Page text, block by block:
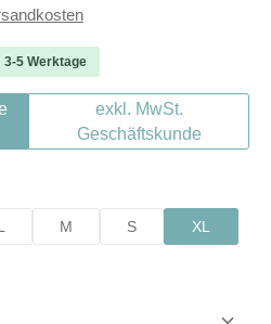
5 Werktage
exkl. MwSt.
Geschäftskunde
M S XL
gewünschten Wert ein